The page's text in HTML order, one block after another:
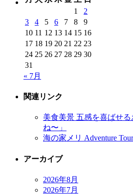
1
2
3
4 5 6 7 8
9
10 11 12 13 14 15 16
17 18 19 20 21 22 23
24 25 26 27 28 29 30
31
« 7月
関連リンク
美食美景 五感を喜ばせ
ね〜」
海の家メリ Adventure
アーカイブ
2026年8月
2026年7月